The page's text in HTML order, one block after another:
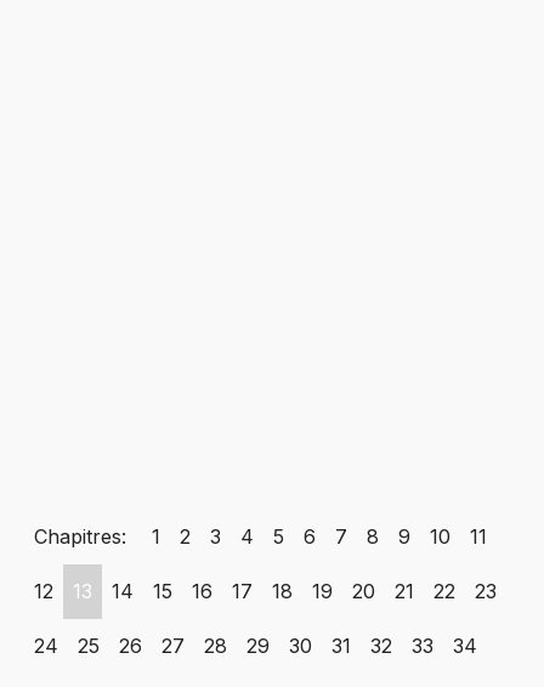
Chapitres: 1 2 3 4 5 6 7 8 9 10 11
12 13 14 15 16 17 18 19 20 21 22 23
24 25 26 27 28 29 30 31 32 33 34